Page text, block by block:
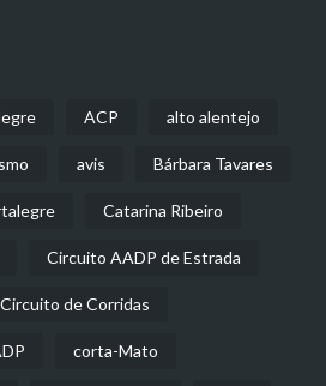
ACP alto alentejo
avis Bárbara Tavares
Catarina Ribeiro
Circuito AADP de Estrada
Circuito de Corridas
corta-Mato